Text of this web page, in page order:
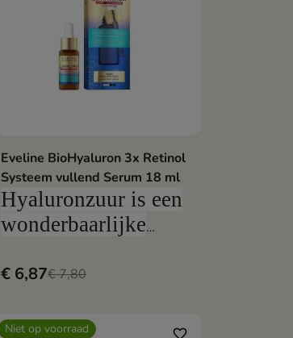
In winkelwagen
Eveline BioHyaluron 3x Retinol
Systeem vullend Serum 18 ml
Hyaluronzuur is een
wonderbaarlijke
teint verjongt,
egaliseert
€ 6,87€ 7,80
Niet op voorraad favorite_border